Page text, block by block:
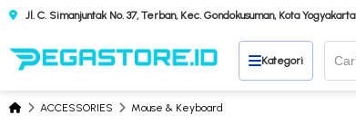
Jl. C. Simanjuntak No. 37, Terban, Kec. Gondokusuman, Kota Yogyakarta
Kategori
ACCESSORIES Mouse & Keyboard